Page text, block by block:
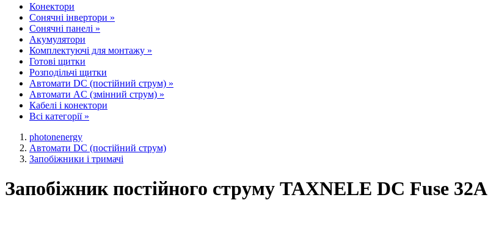
Конектори
Сонячні інвертори »
Сонячні панелі »
Акумулятори
Комплектуючі для монтажу »
Готові щитки
Розподільчі щитки
Автомати DC (постійний струм) »
Автомати AC (змінний струм) »
Кабелі і конектори
Всі категорії»
photonenergy
Автомати DC (постійний струм)
Запобіжники і тримачі
Запобіжник постійного струму TAXNELE DC Fuse 32A